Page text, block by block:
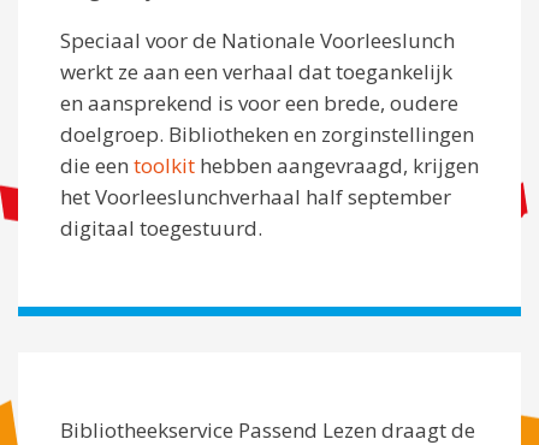
Speciaal voor de Nationale Voorleeslunch
werkt ze aan een verhaal dat toegankelijk
en aansprekend is voor een brede, oudere
doelgroep. Bibliotheken en zorginstellingen
die een toolkit hebben aangevraagd, krijgen
het Voorleeslunchverhaal half september
digitaal toegestuurd.
Bibliotheekservice Passend Lezen draagt de